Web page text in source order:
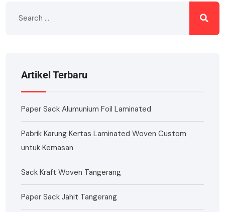
Artikel Terbaru
Paper Sack Alumunium Foil Laminated
Pabrik Karung Kertas Laminated Woven Custom
untuk Kemasan
Sack Kraft Woven Tangerang
Paper Sack Jahit Tangerang